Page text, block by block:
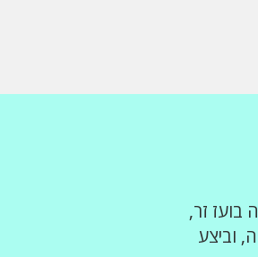
בועז זר,
וביצע